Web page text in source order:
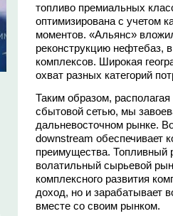
топливо премиальных
оптимизирована с учетом
моментов. «Альянс»
реконструкцию нефтебаз,
комплексов. Широкая
охват разных категорий
Таким образом,
сбытовой сетью, мы
дальневосточном рынке.
downstream обеспечивает
преимущества. Топливный
волатильный сырьевой
комплексного развития
доход, но и зарабатывает
вместе со своим рынком.